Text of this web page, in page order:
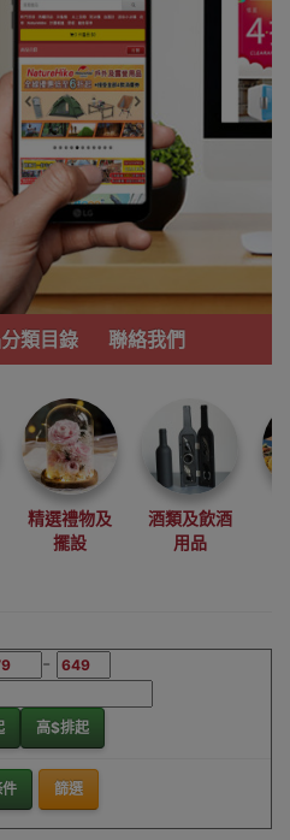
類目錄 聯絡我們
精選禮物及
擺設
酒類及飲酒
用品
-
高$排起
篩選